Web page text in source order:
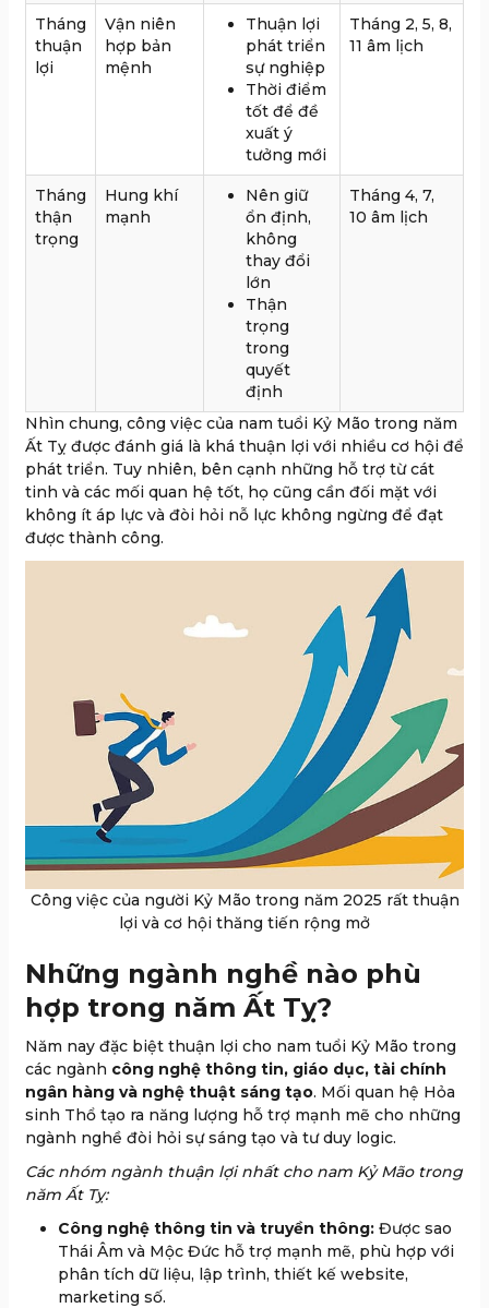
Tháng
thuận
lợi
Vận niên
hợp bản
mệnh
Thuận lợi
phát triển
sự nghiệp
Thời điểm
tốt để đề
xuất ý
tưởng mới
Tháng 2, 5, 8,
11 âm lịch
Tháng
thận
trọng
Hung khí
mạnh
Nên giữ
ổn định,
không
thay đổi
lớn
Thận
trọng
trong
quyết
định
Tháng 4, 7,
10 âm lịch
Nhìn chung, công việc của nam tuổi Kỷ Mão trong năm
Ất Tỵ được đánh giá là khá thuận lợi với nhiều cơ hội để
phát triển. Tuy nhiên, bên cạnh những hỗ trợ từ cát
tinh và các mối quan hệ tốt, họ cũng cần đối mặt với
không ít áp lực và đòi hỏi nỗ lực không ngừng để đạt
được thành công.
Công việc của người Kỷ Mão trong năm 2025 rất thuận
lợi và cơ hội thăng tiến rộng mở
Những ngành nghề nào phù
hợp trong năm Ất Tỵ?
Năm nay đặc biệt thuận lợi cho nam tuổi Kỷ Mão trong
các ngành công nghệ thông tin, giáo dục, tài chính
ngân hàng và nghệ thuật sáng tạo. Mối quan hệ Hỏa
sinh Thổ tạo ra năng lượng hỗ trợ mạnh mẽ cho những
ngành nghề đòi hỏi sự sáng tạo và tư duy logic.
Các nhóm ngành thuận lợi nhất cho nam Kỷ Mão trong
năm Ất Tỵ:
Công nghệ thông tin và truyền thông: Được sao
Thái Âm và Mộc Đức hỗ trợ mạnh mẽ, phù hợp với
phân tích dữ liệu, lập trình, thiết kế website,
marketing số.